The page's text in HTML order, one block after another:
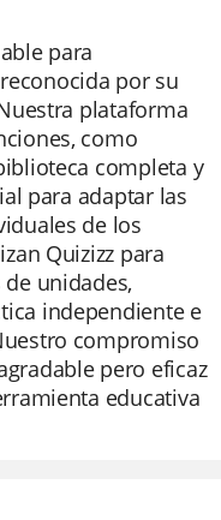
para
por su
plataforma
como
completa y
para adaptar las
de los
Quizizz para
unidades,
independiente e
compromiso
pero eficaz
educativa